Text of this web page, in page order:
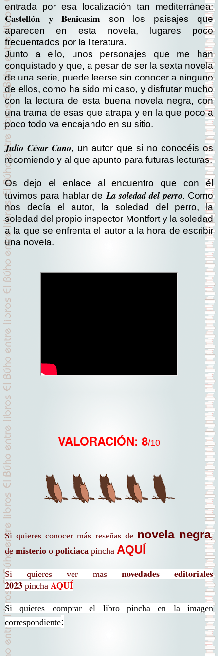
entrada por esa localización tan mediterránea:
Castellón y Benicasim son los paisajes que
aparecen en esta novela, lugares poco
frecuentados por la literatura.
Junto a ello, unos personajes que me han
conquistado y que, a pesar de ser la sexta novela
de una serie, puede leerse sin conocer a ninguno
de ellos, como ha sido mi caso, y disfrutar mucho
con la lectura de esta buena novela negra, con
una trama de esas que atrapa y en la que poco a
poco todo va encajando en su sitio.
Julio César Cano, un autor que si no conocéis os
recomiendo y al que apunto para futuras lecturas.
Os dejo el enlace al encuentro que con él
tuvimos para hablar de La soledad del perro. Como
nos decía el autor, la soledad del perro, la
soledad del propio inspector Montfort y la soledad
a la que se enfrenta el autor a la hora de escribir
una novela.
VALORACIÓN: 8/10
Si quieres conocer más reseñas de novela negra,
de misterio o policiaca pincha AQUÍ
Si quieres ver mas novedades editoriales
2023 pincha AQUÍ
Si quieres comprar el libro pincha en la imagen
correspondiente: